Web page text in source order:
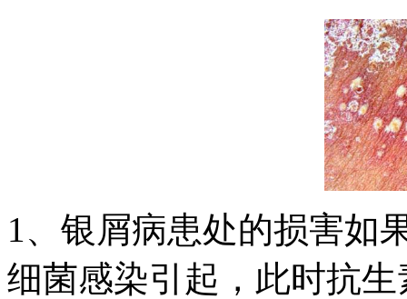
1、银屑病患处的损害如
细菌感染引起，此时抗